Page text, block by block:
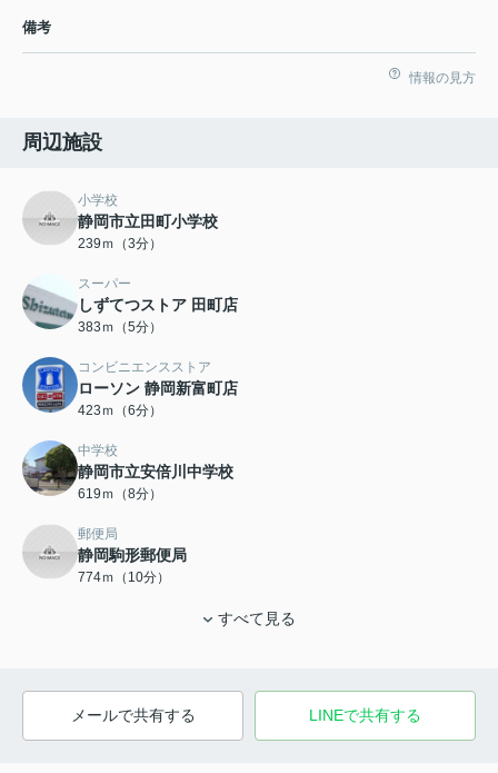
備考
情報の見方
周辺施設
小学校
静岡市立田町小学校
239ｍ（3分）
スーパー
しずてつストア 田町店
383ｍ（5分）
コンビニエンスストア
ローソン 静岡新富町店
423ｍ（6分）
中学校
静岡市立安倍川中学校
619ｍ（8分）
郵便局
静岡駒形郵便局
774ｍ（10分）
すべて見る
メールで共有する LINEで共有する